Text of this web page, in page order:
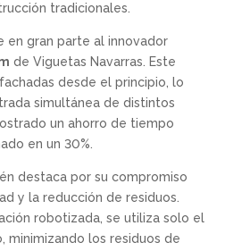
tradicionales.
en gran parte al innovador
de Viguetas Navarras. Este
desde el principio, lo
simultánea de distintos
un ahorro de tiempo
en un 30%.
destaca por su compromiso
y la reducción de residuos.
robotizada, se utiliza solo el
minimizando los residuos de